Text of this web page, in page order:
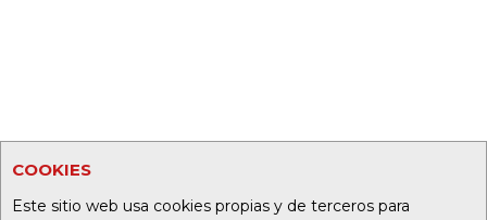
COOKIES
Este sitio web usa cookies propias y de terceros para